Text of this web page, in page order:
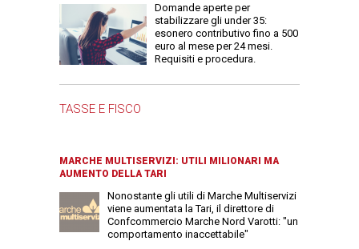
Domande aperte per
stabilizzare gli under 35:
esonero contributivo fino a 500
euro al mese per 24 mesi.
Requisiti e procedura.
TASSE E FISCO
MARCHE MULTISERVIZI: UTILI MILIONARI MA
AUMENTO DELLA TARI
Nonostante gli utili di Marche Multiservizi
viene aumentata la Tari, il direttore di
Confcommercio Marche Nord Varotti: "un
comportamento inaccettabile"